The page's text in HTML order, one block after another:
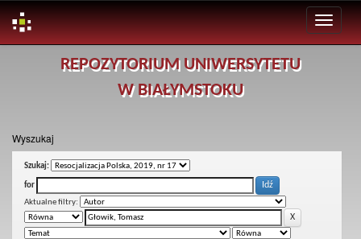
REPOZYTORIUM UNIWERSYTETU
W BIAŁYMSTOKU
Wyszukaj
Szukaj:
for
Aktualne filtry: